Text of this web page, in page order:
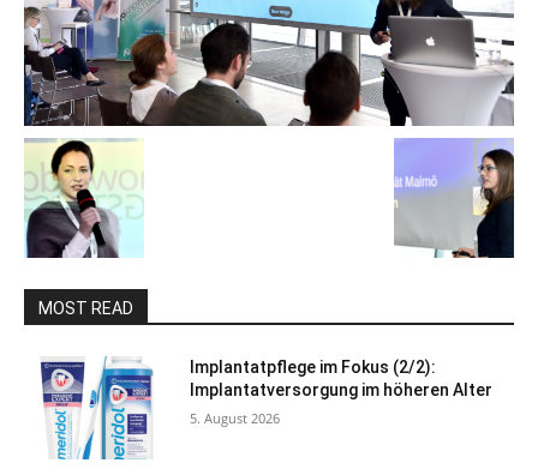
MOST READ
Implantatpflege im Fokus (2/2):
Implantatversorgung im höheren Alter
5. August 2026